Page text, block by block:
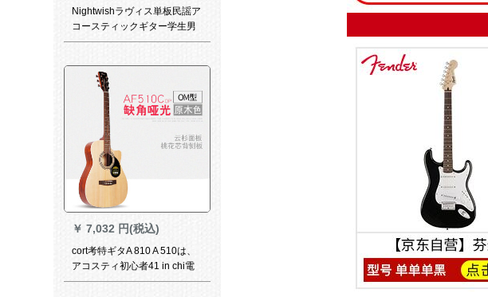
Nightwishラヴィス単板民謡ア
コースティックギター学生男
女入門面シングルギターミヴ
洋弦楽器41インチミヴィス原
木色（爆款）
￥ 7,032 円(税込)
cort考特ギタA 810 A 510は、
アコスティ初心者41 in chi電
気ボックスA 510 C原木色原音